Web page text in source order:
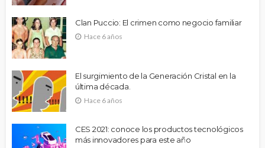
Clan Puccio: El crimen como negocio familiar
Hace 6 años
El surgimiento de la Generación Cristal en la
última década.
Hace 6 años
CES 2021: conoce los productos tecnológicos
más innovadores para este año